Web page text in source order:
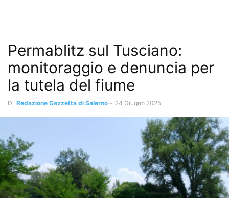
Permablitz sul Tusciano:
monitoraggio e denuncia per
la tutela del fiume
Di Redazione Gazzetta di Salerno - 24 Giugno 2025